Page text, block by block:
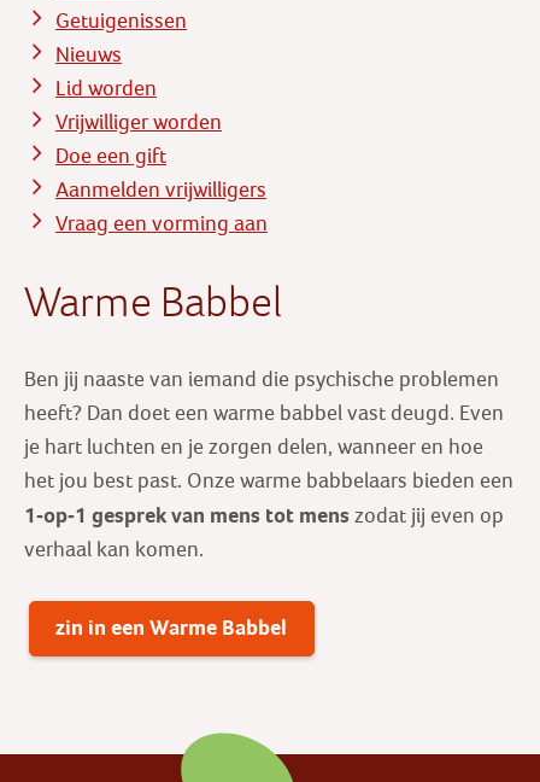
Getuigenissen
Nieuws
Lid worden
Vrijwilliger worden
Doe een gift
Aanmelden vrijwilligers
Vraag een vorming aan
Warme Babbel
Ben jij naaste van iemand die psychische problemen
heeft? Dan doet een warme babbel vast deugd. Even
je hart luchten en je zorgen delen, wanneer en hoe
het jou best past. Onze warme babbelaars bieden een
1-op-1 gesprek van mens tot mens zodat jij even op
verhaal kan komen.
zin in een Warme Babbel